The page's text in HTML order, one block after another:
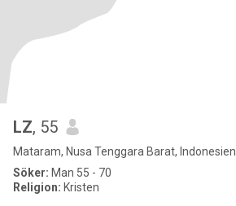
LZ, 55
Mataram, Nusa Tenggara Barat, Indonesien
Söker: Man 55 - 70
Religion: Kristen